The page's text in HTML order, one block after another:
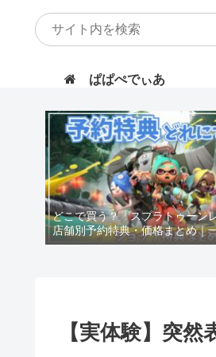
ぱぱぺでぃあ
どこで買う？「スプラトゥーン
店舗別予約特典・価格まとめ｜
比較！
【実体験】突